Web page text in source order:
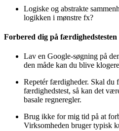
Logiske og abstrakte
logikken i mønstre fx?
Forbered dig på færdighedstesten
Lav en Google-søgning på
den måde kan du blive
Repetér færdigheder. Skal du
færdighedstest, så kan det
basale regneregler.
Brug ikke for mig tid på at
Virksomheden bruger typisk